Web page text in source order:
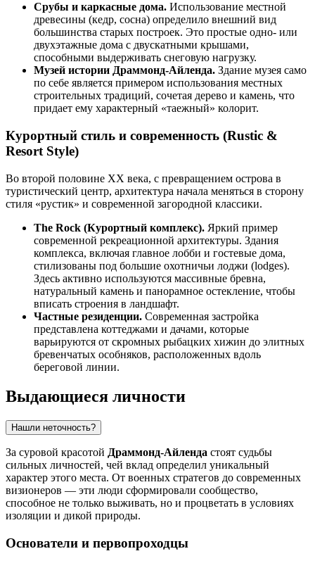
Срубы и каркасные дома. Использование местной
древесины (кедр, сосна) определило внешний вид
большинства старых построек. Это простые одно- или
двухэтажные дома с двускатными крышами,
способными выдерживать снеговую нагрузку.
Музей истории Драммонд-Айленда. Здание музея само
по себе является примером использования местных
строительных традиций, сочетая дерево и камень, что
придает ему характерный «таежный» колорит.
Курортный стиль и современность (Rustic &
Resort Style)
Во второй половине XX века, с превращением острова в
туристический центр, архитектура начала меняться в сторону
стиля «рустик» и современной загородной классики.
The Rock (Курортный комплекс). Яркий пример
современной рекреационной архитектуры. Здания
комплекса, включая главное лобби и гостевые дома,
стилизованы под большие охотничьи лоджи (lodges).
Здесь активно используются массивные бревна,
натуральный камень и панорамное остекление, чтобы
вписать строения в ландшафт.
Частные резиденции. Современная застройка
представлена коттеджами и дачами, которые
варьируются от скромных рыбацких хижин до элитных
бревенчатых особняков, расположенных вдоль
береговой линии.
Выдающиеся личности
Нашли неточность?
За суровой красотой Драммонд-Айленда стоят судьбы
сильных личностей, чей вклад определил уникальный
характер этого места. От военных стратегов до современных
визионеров — эти люди сформировали сообщество,
способное не только выживать, но и процветать в условиях
изоляции и дикой природы.
Основатели и первопроходцы